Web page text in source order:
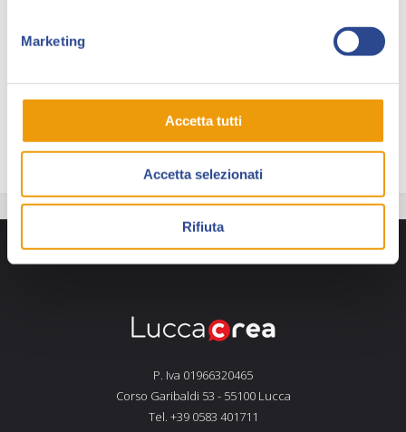
Marketing
Accetta tutti
Accetta selezionati
Rifiuta
della lettura a bordo di un robot dal sapore
scaricare a fondo pagina.
P. Iva 01966320465
Corso Garibaldi 53 - 55100 Lucca
Tel. +39 0583 401711